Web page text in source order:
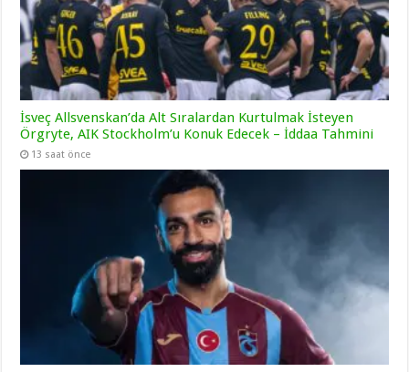
İsveç Allsvenskan’da Alt Sıralardan Kurtulmak İsteyen
Örgryte, AIK Stockholm’u Konuk Edecek – İddaa Tahmini
13 saat önce